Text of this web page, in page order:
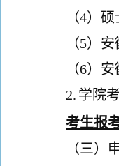
（4）硕
（5）
（6）安
2. 学院
考生报
（三）